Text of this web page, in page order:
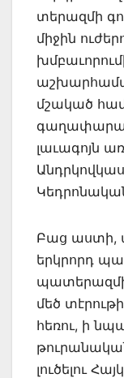
տերազմի
միջին
մշակած
լաւագոյն
Բաց աստի,
երկրորդ
պատերազմի
մեծ
հեռու, ի
լուծելու